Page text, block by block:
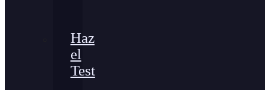
Haz
el
Test